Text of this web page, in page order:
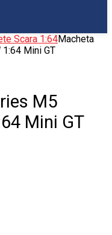
Scara 1:64Macheta
Mini GT
M5
Mini GT